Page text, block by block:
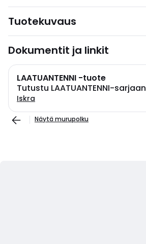
Tuotekuvaus
Dokumentit ja linkit
LAATUANTENNI -tuote
Tutustu LAATUANTENNI-sarjaan
Iskra
Näytä murupolku